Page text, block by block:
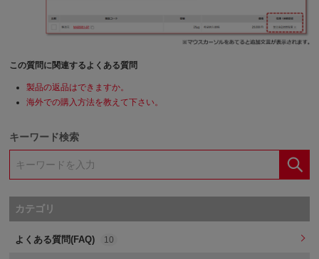
この質問に関連するよくある質問
製品の返品はできますか。
海外での購入方法を教えて下さい。
キーワード検索
カテゴリ
よくある質問(FAQ) 10